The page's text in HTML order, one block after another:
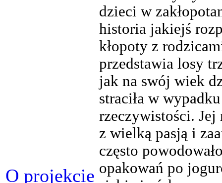
O projekcie
dzieci w
historia jakiejś
kłopoty z
przedstawia losy
jak na swój wiek
straciła w
rzeczywistości. Jej
z wielką pasją i
często
opakowań po